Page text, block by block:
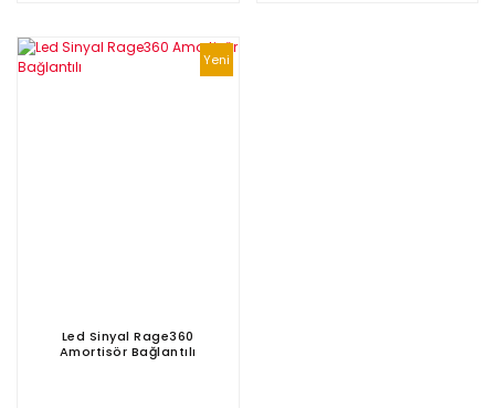
Yeni
Led Sinyal Rage360
Amortisör Bağlantılı